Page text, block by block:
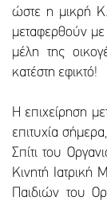
ώστε η μικρή
μεταφερθούν με
μέλη της
κατέστη εφικτό!
Η επιχείρηση
επιτυχία
Σπίτι του
Κινητή
Παιδιών του